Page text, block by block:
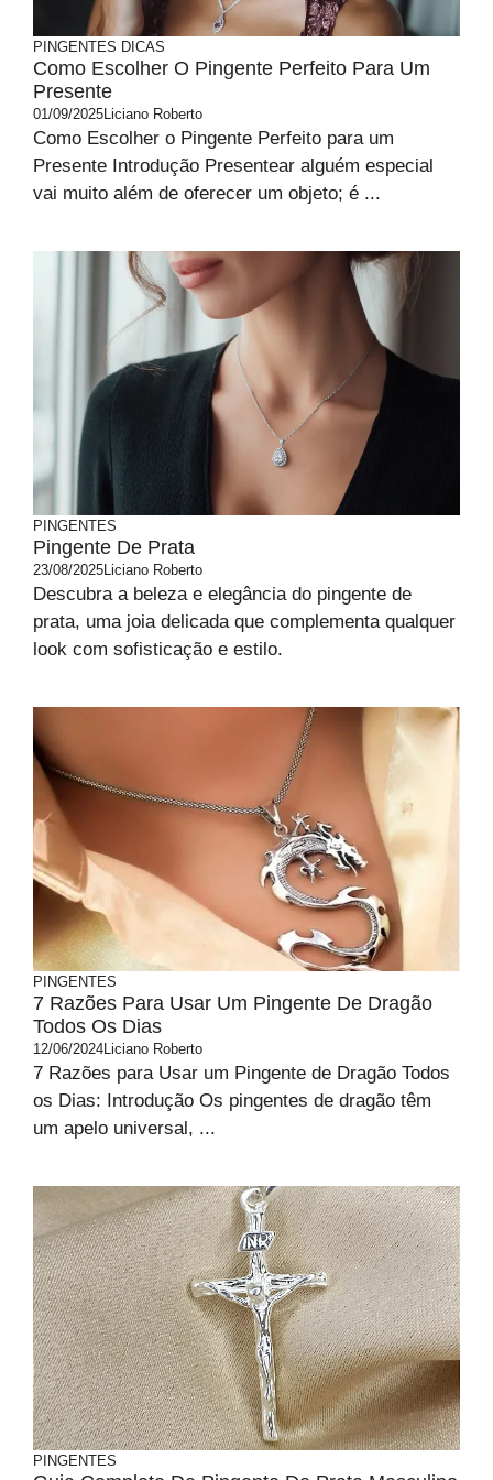
PINGENTES DICAS
Como Escolher O Pingente Perfeito Para Um
Presente
01/09/2025Liciano Roberto
Como Escolher o Pingente Perfeito para um
Presente Introdução Presentear alguém especial
vai muito além de oferecer um objeto; é ...
PINGENTES
Pingente De Prata
23/08/2025Liciano Roberto
Descubra a beleza e elegância do pingente de
prata, uma joia delicada que complementa qualquer
look com sofisticação e estilo.
PINGENTES
7 Razões Para Usar Um Pingente De Dragão
Todos Os Dias
12/06/2024Liciano Roberto
7 Razões para Usar um Pingente de Dragão Todos
os Dias: Introdução Os pingentes de dragão têm
um apelo universal, ...
PINGENTES